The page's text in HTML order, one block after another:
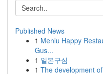
Published News
1 Meniu Happy
Gus...
1 일본구심
1 The development